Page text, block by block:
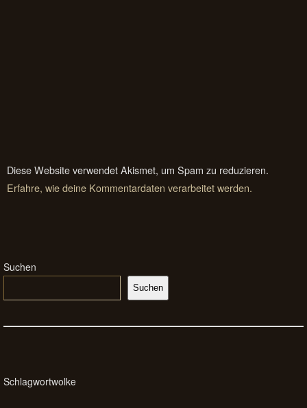
Diese Website verwendet Akismet, um Spam zu reduzieren.
Erfahre, wie deine Kommentardaten verarbeitet werden.
Suchen
Suchen
Schlagwortwolke